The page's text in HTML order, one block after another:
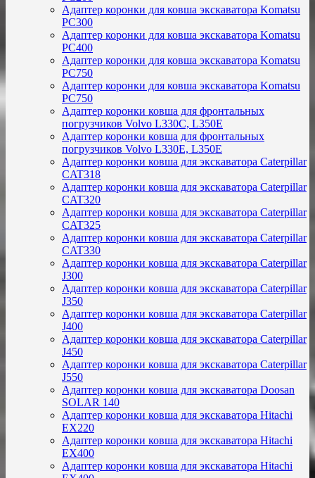
Адаптер коронки для ковша экскаватора Komatsu
PC300
Адаптер коронки для ковша экскаватора Komatsu
PC400
Адаптер коронки для ковша экскаватора Komatsu
PC750
Адаптер коронки для ковша экскаватора Komatsu
PC750
Адаптер коронки ковша для фронтальных
погрузчиков Volvo L330C, L350E
Адаптер коронки ковша для фронтальных
погрузчиков Volvo L330E, L350E
Адаптер коронки ковша для экскаватора Caterpillar
CAT318
Адаптер коронки ковша для экскаватора Caterpillar
CAT320
Адаптер коронки ковша для экскаватора Caterpillar
CAT325
Адаптер коронки ковша для экскаватора Caterpillar
CAT330
Адаптер коронки ковша для экскаватора Caterpillar
J300
Адаптер коронки ковша для экскаватора Caterpillar
J350
Адаптер коронки ковша для экскаватора Caterpillar
J400
Адаптер коронки ковша для экскаватора Caterpillar
J450
Адаптер коронки ковша для экскаватора Caterpillar
J550
Адаптер коронки ковша для экскаватора Doosan
SOLAR 140
Адаптер коронки ковша для экскаватора Hitachi
EX220
Адаптер коронки ковша для экскаватора Hitachi
EX400
Адаптер коронки ковша для экскаватора Hitachi